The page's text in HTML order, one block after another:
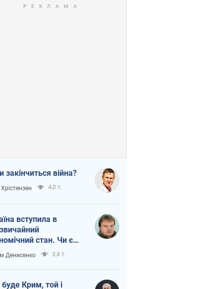
закінчиться війна?
4,0 т.
вступила в
стан. Чи є
вкінці тунелю?
Денисенко 3,4 т.
Крим, той і